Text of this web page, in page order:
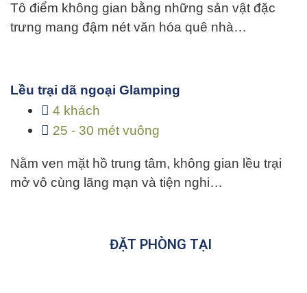
Tô điểm không gian bằng những sản vật đặc
trưng mang đậm nét văn hóa quê nhà…
Lều trại dã ngoại Glamping
4 khách
25 - 30 mét vuông
Nằm ven mặt hồ trung tâm, không gian lều trại
mở vô cùng lãng mạn và tiện nghi…
ĐẶT PHÒNG TẠI